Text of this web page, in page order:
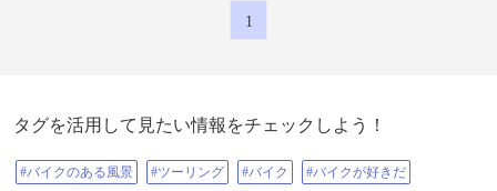
1
タグを活用して見たい情報をチェックしよう！
#バイクのある風景 #ツーリング #バイク #バイクが好きだ